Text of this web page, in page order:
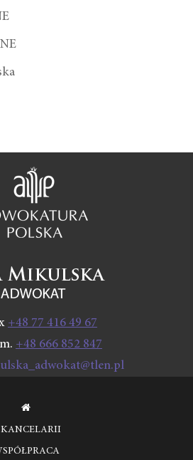
+48 77 416 49 67
+48 666 852 847
KANCELARII